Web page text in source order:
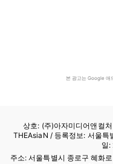
본 광고는 Google 애
상호: (주)아자미디어앤컬
THEAsiaN / 등록정보: 서울특
일:
주소: 서울특별시 종로구 혜화